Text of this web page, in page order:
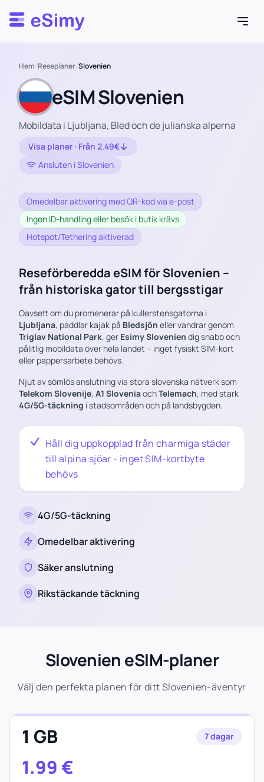
Esimy
Hem/Reseplaner/Slovenien
eSIM Slovenien
Mobildata i Ljubljana, Bled och de julianska alperna
Visa planer · Från 2.49€
Ansluten i Slovenien
Omedelbar aktivering med QR-kod via e-post
Ingen ID-handling eller besök i butik krävs
Hotspot/Tethering aktiverad
Reseförberedda eSIM för Slovenien –
från historiska gator till bergsstigar
Oavsett om du promenerar på kullerstensgatorna i
Ljubljana, paddlar kajak på Bledsjön eller vandrar genom
Triglav National Park, ger Esimy Slovenien dig snabb och
pålitlig mobildata över hela landet – inget fysiskt SIM-kort
eller pappersarbete behövs.
Njut av sömlös anslutning via stora slovenska nätverk som
Telekom Slovenije, A1 SloveniaochTelemach, med stark
4G/5G-täckning i stadsområden och på landsbygden.
Håll dig uppkopplad från charmiga städer
till alpina sjöar - inget SIM-kortbyte
behövs
4G/5G-täckning
Omedelbar aktivering
Säker anslutning
Rikstäckande täckning
Slovenien eSIM-planer
Välj den perfekta planen för ditt Slovenien-äventyr
1 GB 7 dagar
1.99 €